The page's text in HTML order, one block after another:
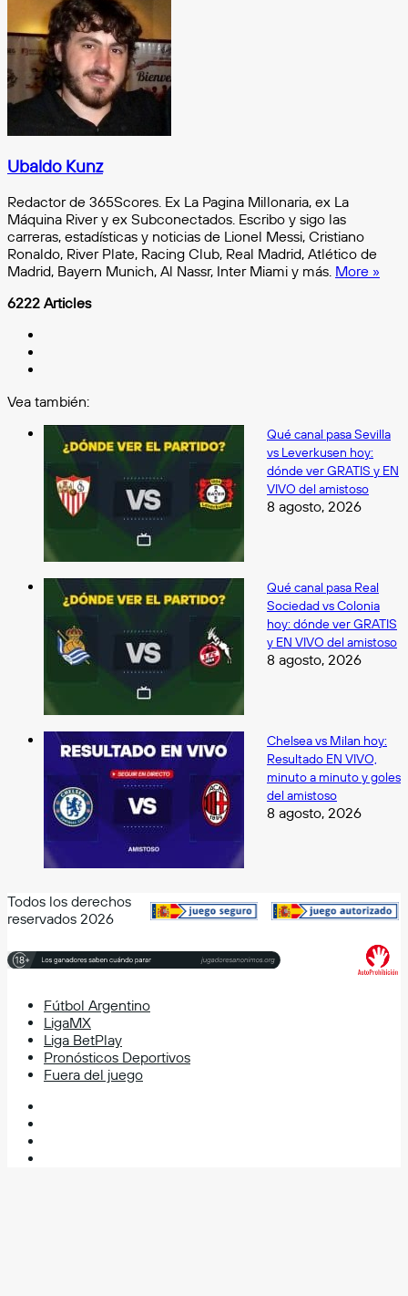
mail
Ubaldo Kunz
Redactor de 365Scores. Ex La Pagina Millonaria, ex La
Máquina River y ex Subconectados. Escribo y sigo las
carreras, estadísticas y noticias de Lionel Messi, Cristiano
Ronaldo, River Plate, Racing Club, Real Madrid, Atlético de
Madrid, Bayern Munich, Al Nassr, Inter Miami y más. More »
6222 Articles
Vea también:
Qué canal pasa Sevilla
vs Leverkusen hoy:
dónde ver GRATIS y EN
VIVO del amistoso
8 agosto, 2026
Qué canal pasa Real
Sociedad vs Colonia
hoy: dónde ver GRATIS
y EN VIVO del amistoso
8 agosto, 2026
Chelsea vs Milan hoy:
Resultado EN VIVO,
minuto a minuto y goles
del amistoso
8 agosto, 2026
Todos los derechos
reservados 2026
Fútbol Argentino
LigaMX
Liga BetPlay
Pronósticos Deportivos
Fuera del juego